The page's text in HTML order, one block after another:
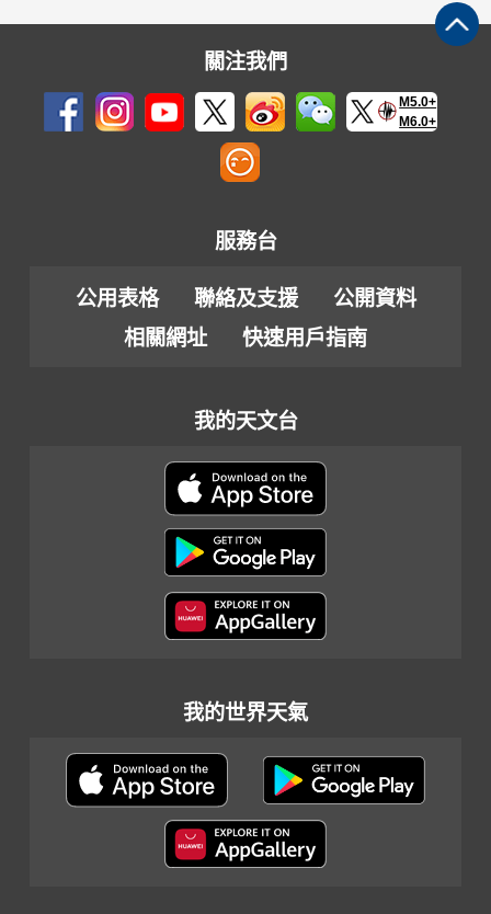
關注我們
M5.0+
M6.0+
服務台
公用表格 聯絡及支援
公開資料
相關網址
快速用戶指南
我的天文台
我的世界天氣